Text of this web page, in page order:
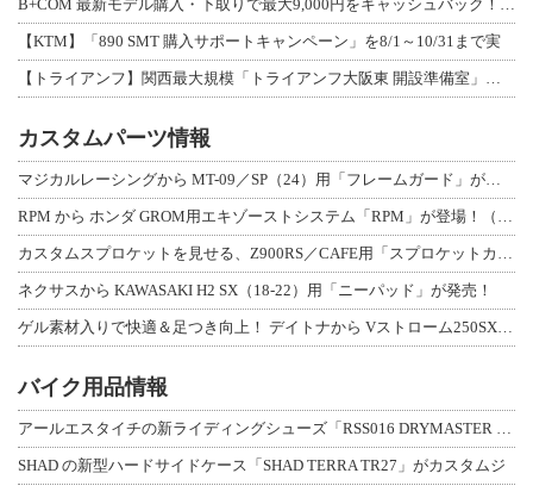
B+COM 最新モデル購入・下取りで最大9,000円をキャッシュバック！「B+F
【KTM】「890 SMT 購入サポートキャンペーン」を8/1～10/31まで実
【トライアンフ】関西最大規模「トライアンフ大阪東 開設準備室」がオープン！ 限定
カスタムパーツ情報
マジカルレーシングから MT-09／SP（24）用「フレームガード」が登場！
RPM から ホンダ GROM用エキゾーストシステム「RPM」が登場！（動画あり
カスタムスプロケットを見せる、Z900RS／CAFE用「スプロケットカバーフルキ
ネクサスから KAWASAKI H2 SX（18-22）用「ニーパッド」が発売！
ゲル素材入りで快適＆足つき向上！ デイトナから Vストローム250SX用「快適ロ
バイク用品情報
アールエスタイチの新ライディングシューズ「RSS016 DRYMASTER スト
SHAD の新型ハードサイドケース「SHAD TERRA TR27」がカスタムジ